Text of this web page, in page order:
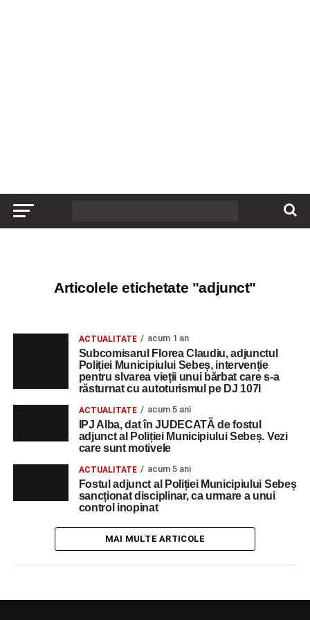
Articolele etichetate "adjunct"
ACTUALITATE acum 1 an
Subcomisarul Florea Claudiu, adjunctul
Poliției Municipiului Sebeș, intervenție
pentru slvarea vieții unui bărbat care s-a
răsturnat cu autoturismul pe DJ 107I
ACTUALITATE acum 5 ani
IPJ Alba, dat în JUDECATĂ de fostul
adjunct al Poliției Municipiului Sebeș. Vezi
care sunt motivele
ACTUALITATE acum 5 ani
Fostul adjunct al Poliției Municipiului Sebeș
sancționat disciplinar, ca urmare a unui
control inopinat
MAI MULTE ARTICOLE